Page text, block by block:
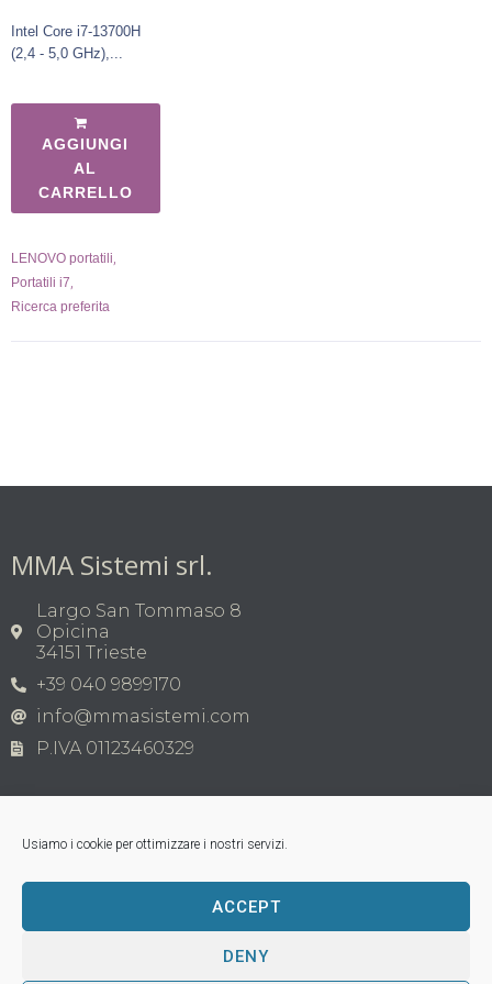
Usiamo i cookie per ottimizzare i nostri servizi.
ACCEPT
DENY
Intel Core i7-13700H
(2,4 - 5,0 GHz),...
AGGIUNGI
AL
CARRELLO
LENOVO portatili,
Portatili i7,
Ricerca preferita
MMA Sistemi srl.
Largo San Tommaso 8
Opicina
34151 Trieste
+39 040 9899170
info@mmasistemi.com
P.IVA 01123460329
Copyright © MMA Sistemi s.r.l. 2026 | P.IVA
01123460329
Tutti i marchi appartengono ai legittimi proprietari;
loghi di terzi, nomi di prodotti commerciali, nomi di